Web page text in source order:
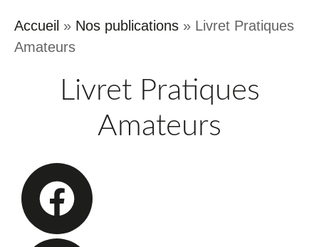
Accueil » Nos publications » Livret Pratiques
Amateurs
Livret Pratiques
Amateurs